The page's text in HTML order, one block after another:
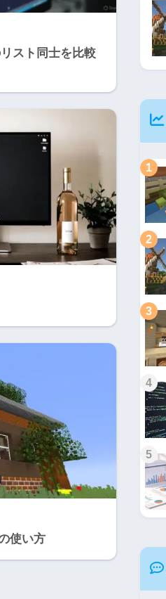
スト同士を比較
使い方
1
2
3
4
5